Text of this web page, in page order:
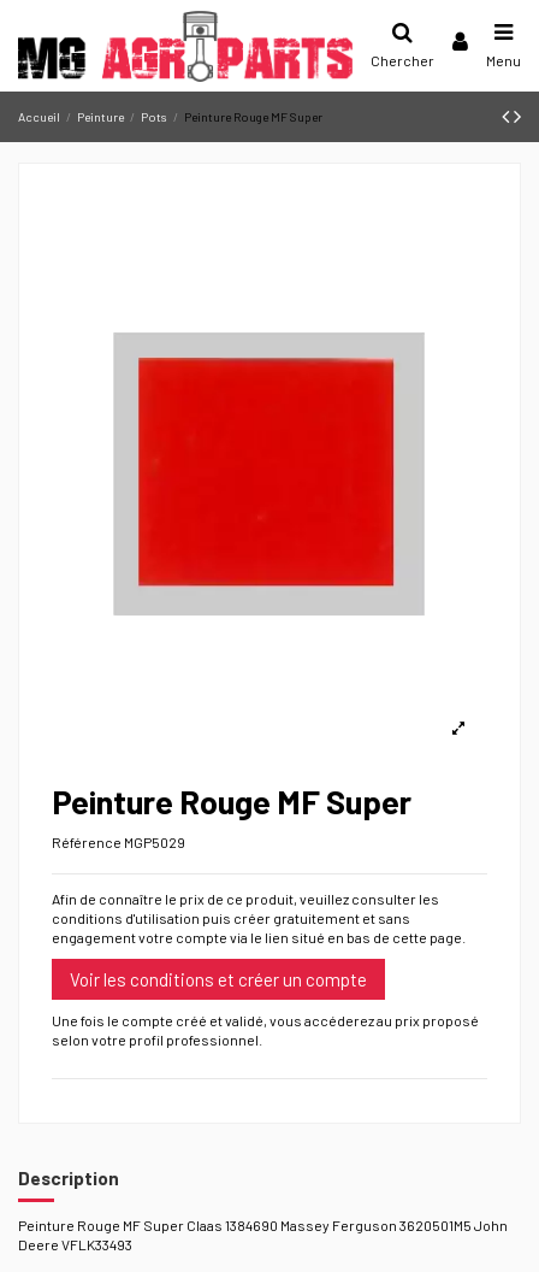
Chercher Menu
Accueil Peinture Pots Peinture Rouge MF Super
Peinture Rouge MF Super
Référence MGP5029
Afin de connaître le prix de ce produit, veuillez consulter les
conditions d'utilisation puis créer gratuitement et sans
engagement votre compte via le lien situé en bas de cette page.
Voir les conditions et créer un compte
Une fois le compte créé et validé, vous accéderez au prix proposé
selon votre profil professionnel.
Description
Peinture Rouge MF Super Claas 1384690 Massey Ferguson 3620501M5 John
Deere VFLK33493